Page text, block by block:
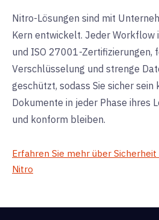
Nitro-Lösungen sind mit
Kern entwickelt. Jeder Workflow
und ISO 27001-Zertifizierungen,
Verschlüsselung und strenge
geschützt, sodass Sie sicher sein
Dokumente in jeder Phase ihres
und konform bleiben.
Erfahren Sie mehr über Sicherheit
Nitro